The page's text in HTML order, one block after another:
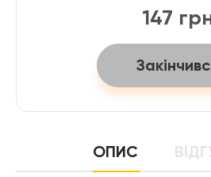
147
ОПИС